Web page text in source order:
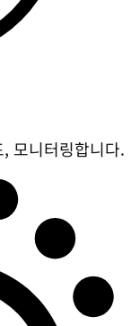
모니터링합니다.